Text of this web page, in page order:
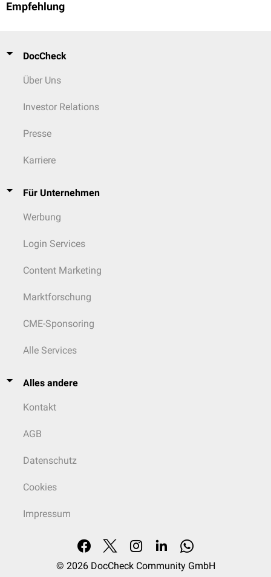
Empfehlung
DocCheck
Über Uns
Investor Relations
Presse
Karriere
Für Unternehmen
Werbung
Login Services
Content Marketing
Marktforschung
CME-Sponsoring
Alle Services
Alles andere
Kontakt
AGB
Datenschutz
Cookies
Impressum
© 2026 DocCheck Community GmbH